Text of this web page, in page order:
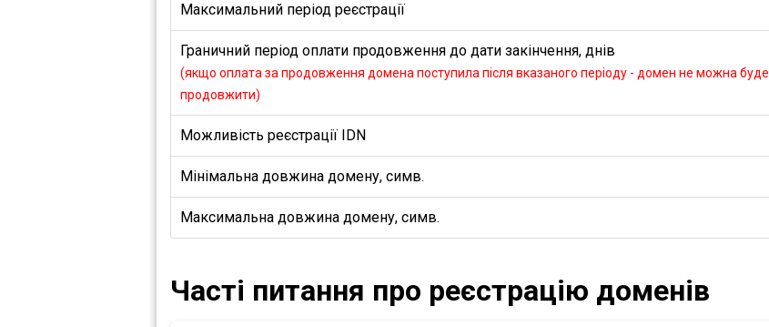
Максимальний період реєстрації
Граничний період оплати продовження до дати закінчення, днів
(якщо оплата за продовження домена поступила після вказаного періоду - домен не можна буде
продовжити)
Можливість реєстрації IDN
Мінімальна довжина домену, симв.
Максимальна довжина домену, симв.
Часті питання про реєстрацію доменів